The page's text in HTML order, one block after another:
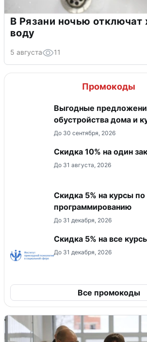
В Рязани ночью отключат
воду
5 августа 11
Промокоды
Выгодные
обустройства дома и
До 30 сентября, 2026
Скидка 10% на один
До 31 августа, 2026
Скидка 5% на курсы
программированию
До 31 декабря, 2026
Скидка 5% на все
До 31 декабря, 2026
Все промокоды